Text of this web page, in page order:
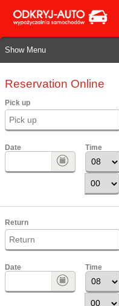
Show Menu
Reservation Online
Pick up
Date Time
Return
Date Time